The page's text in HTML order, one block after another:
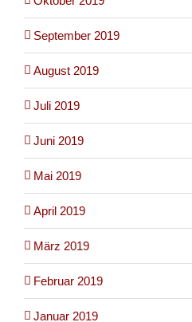
September 2019
August 2019
Juli 2019
Juni 2019
Mai 2019
April 2019
März 2019
Februar 2019
Januar 2019